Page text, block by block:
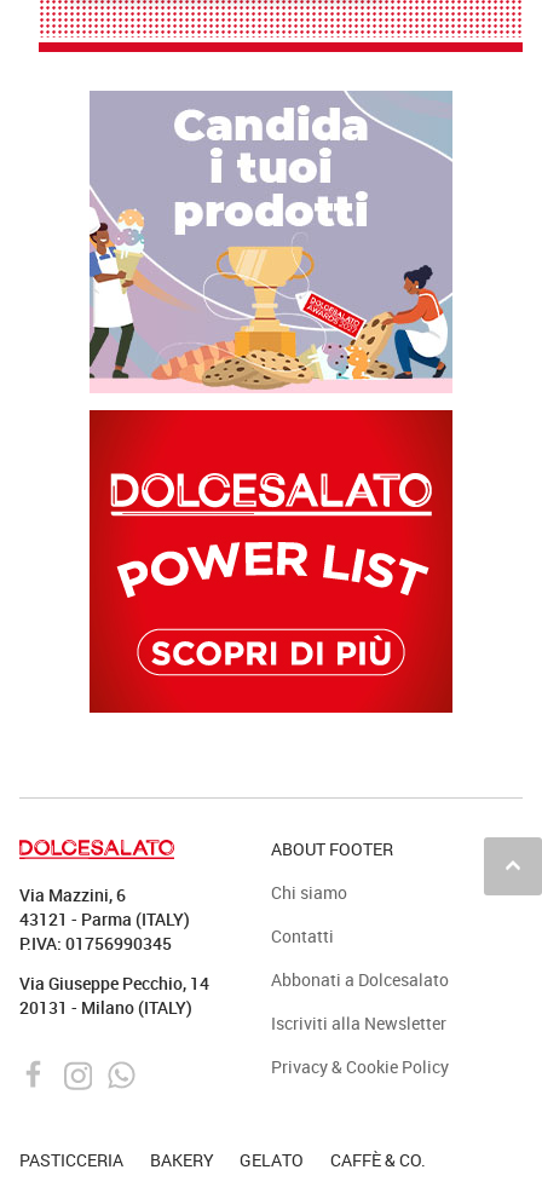
keyboard_arrow_up
Via Mazzini, 6
43121 - Parma (ITALY)
P.IVA: 01756990345
Via Giuseppe Pecchio, 14
20131 - Milano (ITALY)
ABOUT FOOTER
Chi siamo
Contatti
Abbonati a Dolcesalato
Iscriviti alla Newsletter
Privacy & Cookie Policy
PASTICCERIA BAKERY GELATO CAFFÈ & CO.